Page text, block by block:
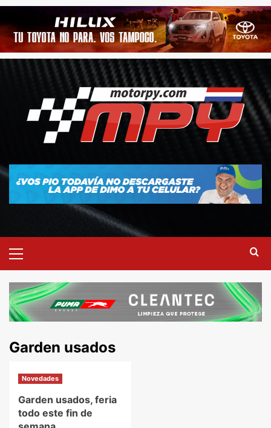
Garden usados
Novedades
Garden usados, feria
todo este fin de